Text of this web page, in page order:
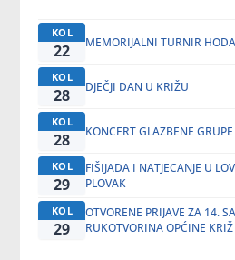
KOL
22 MEMORIJALNI TURNIR
KOL
28 DJEČJI DAN U KRIŽU
KOL
28 KONCERT GLAZBENE
KOL
29
FIŠIJADA I NATJECANJE U
PLOVAK
KOL
29
OTVORENE PRIJAVE ZA 14.
RUKOTVORINA OPĆINE KRIŽ